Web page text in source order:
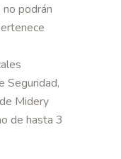
podrán
Seguridad,
Midery
de hasta 3